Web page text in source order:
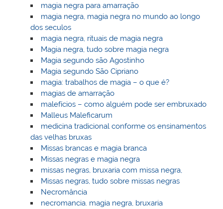
magia negra para amarração
magia negra, magia negra no mundo ao longo
dos seculos
magia negra, rituais de magia negra
Magia negra, tudo sobre magia negra
Magia segundo são Agostinho
Magia segundo São Cipriano
magia: trabalhos de magia – o que é?
magias de amarração
malefícios – como alguém pode ser embruxado
Malleus Maleficarum
medicina tradicional conforme os ensinamentos
das velhas bruxas
Missas brancas e magia branca
Missas negras e magia negra
missas negras, bruxaria com missa negra,
Missas negras, tudo sobre missas negras
Necromância
necromancia. magia negra, bruxaria